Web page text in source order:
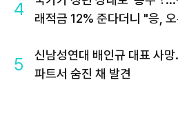
4
래적금 12% 준다더니 "응,
5
신남성연대 배인규 대표 사
파트서 숨진 채 발견